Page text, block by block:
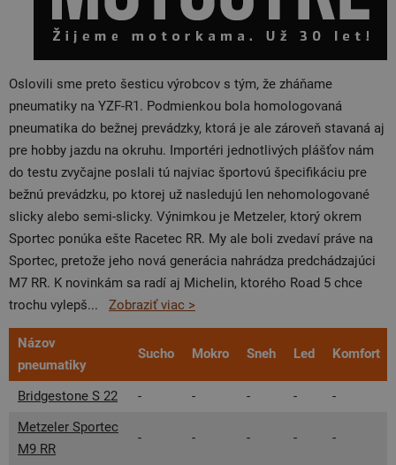
Oslovili sme preto šesticu výrobcov s tým, že zháňame
pneumatiky na YZF-R1. Podmienkou bola homologovaná
pneumatika do bežnej prevádzky, ktorá je ale zároveň stavaná aj
pre hobby jazdu na okruhu. Importéri jednotlivých plášťov nám
do testu zvyčajne poslali tú najviac športovú špecifikáciu pre
bežnú prevádzku, po ktorej už nasledujú len nehomologované
slicky alebo semi-slicky. Výnimkou je Metzeler, ktorý okrem
Sportec ponúka ešte Racetec RR. My ale boli zvedaví práve na
Sportec, pretože jeho nová generácia nahrádza predchádzajúci
M7 RR. K novinkám sa radí aj Michelin, ktorého Road 5 chce
trochu vylepš... Zobraziť viac >
Názov
pneumatiky
Sucho Mokro Sneh Led Komfort
Bridgestone S 22 - - - -
-
Metzeler Sportec
M9 RR
- - - - -